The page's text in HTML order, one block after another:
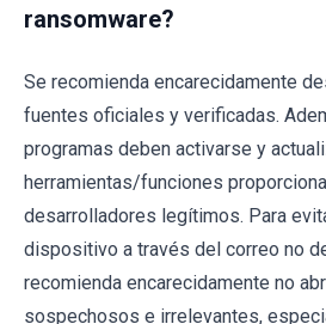
ransomware?
Se recomienda encarecidamente
fuentes oficiales y verificadas.
programas deben activarse y
herramientas/funciones
desarrolladores legítimos. Para
dispositivo a través del correo no
recomienda encarecidamente no
sospechosos e irrelevantes,